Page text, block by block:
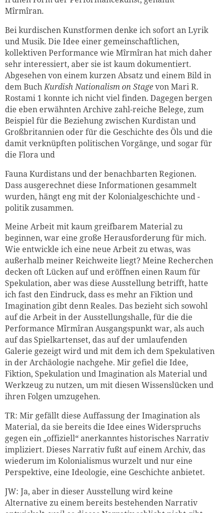
Mîrmîran.
Bei kurdischen Kunstformen denke ich sofort an Lyrik
und Musik. Die Idee einer gemeinschaftlichen,
kollektiven Performance wie Mîrmîran hat mich daher
sehr interessiert, aber sie ist kaum dokumentiert.
Abgesehen von einem kurzen Absatz und einem Bild in
dem BuchKurdish Nationalism on Stagevon Mari R.
Rostami 1 konnte ich nicht viel finden. Dagegen bergen
die eben erwähnten Archive zahl-reiche Belege, zum
Beispiel für die Beziehung zwischen Kurdistan und
Großbritannien oder für die Geschichte des Öls und die
damit verknüpften politischen Vorgänge, und sogar für
die Flora und
Fauna Kurdistans und der benachbarten Regionen.
Dass ausgerechnet diese Informationen gesammelt
wurden, hängt eng mit der Kolonialgeschichte und -
politik zusammen.
Meine Arbeit mit kaum greifbarem Material zu
beginnen, war eine große Herausforderung für mich.
Wie entwickle ich eine neue Arbeit zu etwas, was
außerhalb meiner Reichweite liegt? Meine Recherchen
decken oft Lücken auf und eröffnen einen Raum für
Spekulation, aber was diese Ausstellung betrifft, hatte
ich fast den Eindruck, dass es mehr an Fiktion und
Imagination gibt denn Reales. Das bezieht sich sowohl
auf die Arbeit in der Ausstellungshalle, für die die
Performance Mîrmîran Ausgangspunkt war, als auch
auf das Spielkartenset, das auf der umlaufenden
Galerie gezeigt wird und mit dem ich dem Spekulativen
in der Archäologie nachgehe. Mir gefiel die Idee,
Fiktion, Spekulation und Imagination als Material und
Werkzeug zu nutzen, um mit diesen Wissenslücken und
ihren Folgen umzugehen.
TR: Mir gefällt diese Auffassung der Imagination als
Material, da sie bereits die Idee eines Widerspruchs
gegen ein „offiziell“ anerkanntes historisches Narrativ
impliziert. Dieses Narrativ fußt auf einem Archiv, das
wiederum im Kolonialismus wurzelt und nur eine
Perspektive, eine Ideologie, eine Geschichte anbietet.
JW: Ja, aber in dieser Ausstellung wird keine
Alternative zu einem bereits bestehenden Narrativ